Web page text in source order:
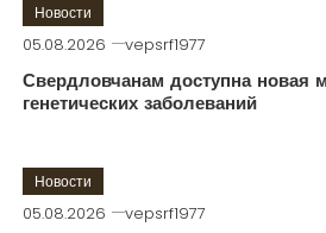
Новости
05.08.2026 vepsrf1977
Свердловчанам доступна новая
генетических заболеваний
Новости
05.08.2026 vepsrf1977